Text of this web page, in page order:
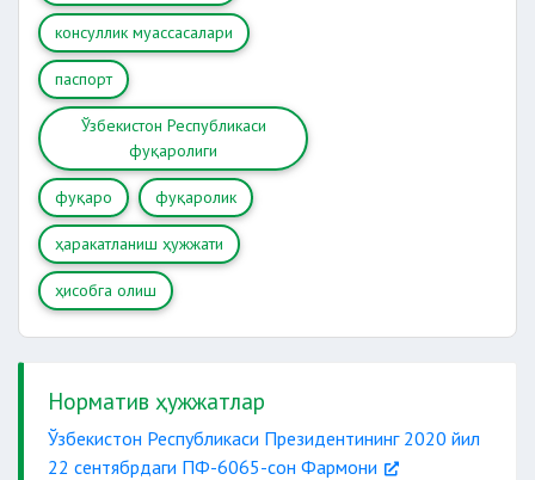
консуллик муассасалари
паспорт
Ўзбекистон Республикаси
фуқаролиги
фуқаро фуқаролик
ҳаракатланиш ҳужжати
ҳисобга олиш
Норматив ҳужжатлар
Ўзбекистон Республикаси Президентининг 2020 йил
22 сентябрдаги ПФ-6065-сон Фармони